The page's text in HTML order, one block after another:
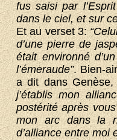
fus saisi par
dans le ciel, et sur
Et au verset 3:
d’une pierre de
était environné
l’émeraude”. Bien-
a dit dans
j’établis mon
postérité après
mon arc dans la
d’alliance entre moi